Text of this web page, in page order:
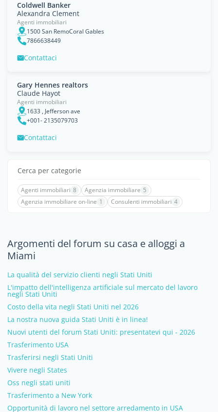
Coldwell Banker
Alexandra Clement
Agenti immobiliari
1500 San RemoCoral Gables
7866638449
Contattaci
Gary Hennes realtors
Claude Hayot
Agenti immobiliari
1633 , Jefferson ave
+001- 2135079703
Contattaci
Cerca per categorie
Agenti immobiliari 8 Agenzia immobiliare 5
Agenzia immobiliare on-line 1 Consulenti immobiliari 4
Argomenti del forum su casa e alloggi a
Miami
La qualità del servizio clienti negli Stati Uniti
L'impatto dell'intelligenza artificiale sul mercato del lavoro
negli Stati Uniti
Costo della vita negli Stati Uniti nel 2026
La nostra nuova guida Stati Uniti è in linea!
Nuovi utenti del forum Stati Uniti: presentatevi qui - 2026
Trasferimento USA
Trasferirsi negli Stati Uniti
Vivere negli States
Oss negli stati uniti
Trasferimento a New York
Opportunità di lavoro nel settore arredamento in USA